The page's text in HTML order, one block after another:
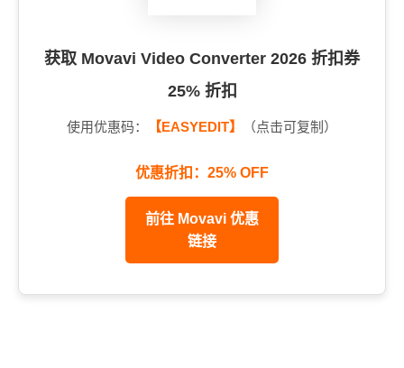
获取 Movavi Video Converter 2026 折扣券
25% 折扣
使用优惠码： 【EASYEDIT】 （点击可复制）
优惠折扣：25% OFF
前往 Movavi 优惠
链接